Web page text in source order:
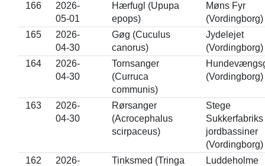
166
2026-
05-01
Hærfugl (Upupa
epops)
Møns Fyr
(Vordingborg)
165
2026-
04-30
Gøg (Cuculus
canorus)
Jydelejet
(Vordingborg)
164
2026-
04-30
Tornsanger
(Curruca
communis)
(Vordingborg)
163
2026-
04-30
Rørsanger
(Acrocephalus
scirpaceus)
Stege
Sukkerfabriks
jordbassiner
(Vordingborg)
162
2026-
Tinksmed (Tringa
Luddeholme